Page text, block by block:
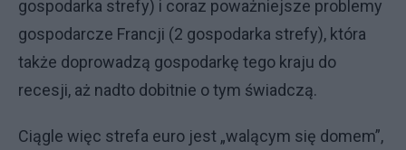
gospodarka strefy) i coraz poważniejsze problemy
gospodarcze Francji (2 gospodarka strefy), która
także doprowadzą gospodarkę tego kraju do
recesji, aż nadto dobitnie o tym świadczą.
Ciągle więc strefa euro jest „walącym się domem”,